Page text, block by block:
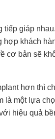
giáp
khách
cơ bản sẽ
hơn thì
một lựa
hiệu quả